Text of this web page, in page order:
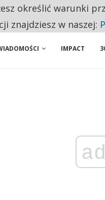
NA
IMPACT
ad
określić warunki
znajdziesz w naszej: